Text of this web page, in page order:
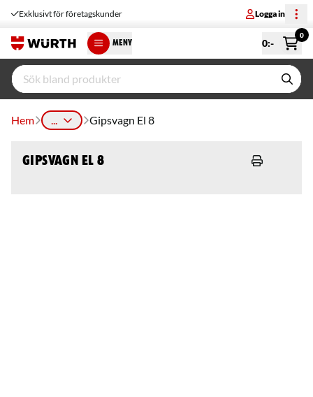
Exklusivt för företagskunder Logga in
MENY 0:-
0
Hem ... Gipsvagn El 8
Gipsvagn El 8